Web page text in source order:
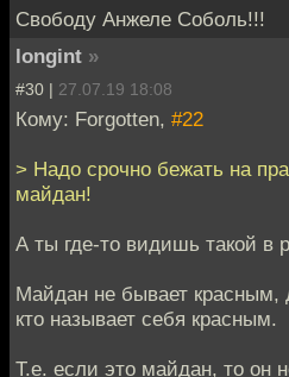
Свободу Анжеле Соболь!!!
longint »
#30 | 27.07.19 18:08
Кому: Forgotten, #22
> Надо срочно бежать на
майдан!
А ты где-то видишь такой в
Майдан не бывает красным,
кто называет себя красным.
Т.е. если это майдан, то он